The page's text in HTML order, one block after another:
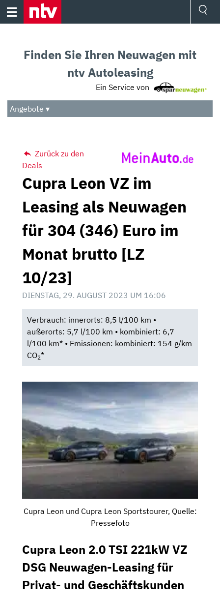
Skip
Audio
Das Beste
Finden Sie Ihren Neuwagen mit
ntv Autoleasing
Ein Service von
Angebote ▾
Zurück zu den
Deals
Cupra Leon VZ im
Leasing als Neuwagen
für 304 (346) Euro im
Monat brutto [LZ
10/23]
DIENSTAG, 29. AUGUST 2023 UM 16:06
Verbrauch: innerorts: 8,5 l/100 km •
außerorts: 5,7 l/100 km • kombiniert: 6,7
l/100 km* • Emissionen: kombiniert: 154 g/km
CO2*
Cupra Leon und Cupra Leon Sportstourer, Quelle:
Pressefoto
Cupra Leon 2.0 TSI 221kW VZ
DSG Neuwagen-Leasing für
Privat- und Geschäftskunden